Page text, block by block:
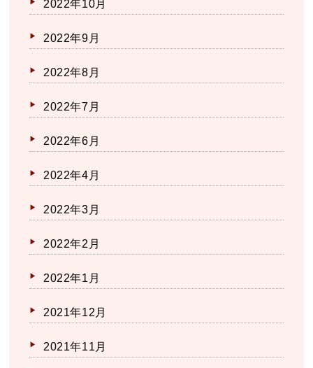
2022年10月
2022年9月
2022年8月
2022年7月
2022年6月
2022年4月
2022年3月
2022年2月
2022年1月
2021年12月
2021年11月